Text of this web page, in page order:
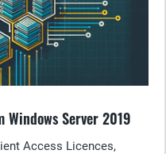
Windows Server 2019
Access Licences,